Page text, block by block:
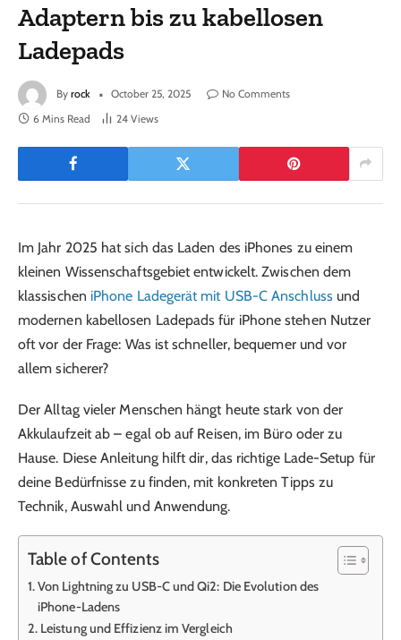
Adaptern bis zu kabellosen
Ladepads
By rock October 25, 2025
No Comments
6 Mins Read
24 Views
Im Jahr 2025 hat sich das Laden des iPhones zu einem
kleinen Wissenschaftsgebiet entwickelt. Zwischen dem
klassischen iPhone Ladegerät mit USB-C Anschlussund
modernen kabellosen Ladepads für iPhone stehen Nutzer
oft vor der Frage: Was ist schneller, bequemer und vor
allem sicherer?
Der Alltag vieler Menschen hängt heute stark von der
Akkulaufzeit ab – egal ob auf Reisen, im Büro oder zu
Hause. Diese Anleitung hilft dir, das richtige Lade-Setup für
deine Bedürfnisse zu finden, mit konkreten Tipps zu
Technik, Auswahl und Anwendung.
Table of Contents
Von Lightning zu USB-C und Qi2: Die Evolution des
iPhone-Ladens
Leistung und Effizienz im Vergleich